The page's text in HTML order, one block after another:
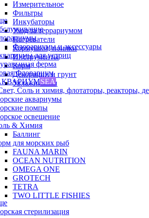
Измерительное
Фильтры
Инкубаторы
Уход за террариумом
Нагреватели
Кормушки, поилки
Инструменты
Корм
Декорации и грунт
Увлажнители
Флорариумы и аксессуары
для устриц
ферма
Флорариум
SEA
Соль и химия, флотаторы, реакторы,
аквариумы
помпы
освещение
& Химия
Баллинг
для морских рыб
FAUNA MARIN
OCEAN NUTRITION
OMEGA ONE
GROTECH
TETRA
TWO LITTLE FISHIES
стерилизация